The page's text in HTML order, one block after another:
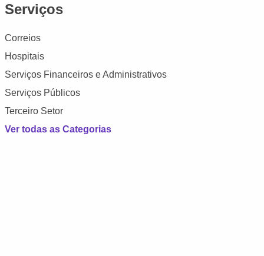
Serviços
Correios
Hospitais
Serviços Financeiros e Administrativos
Serviços Públicos
Terceiro Setor
Ver todas as Categorias